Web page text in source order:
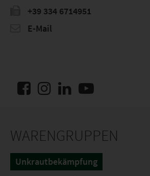
+39 334 6714951
E-Mail
WARENGRUPPEN
Unkrautbekämpfung